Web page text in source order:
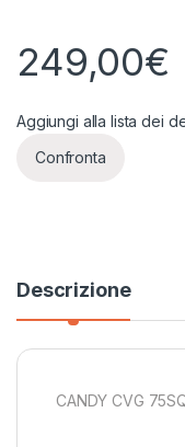
249,00€
Aggiungi alla lista dei
Confronta
Descrizione
CANDY CVG